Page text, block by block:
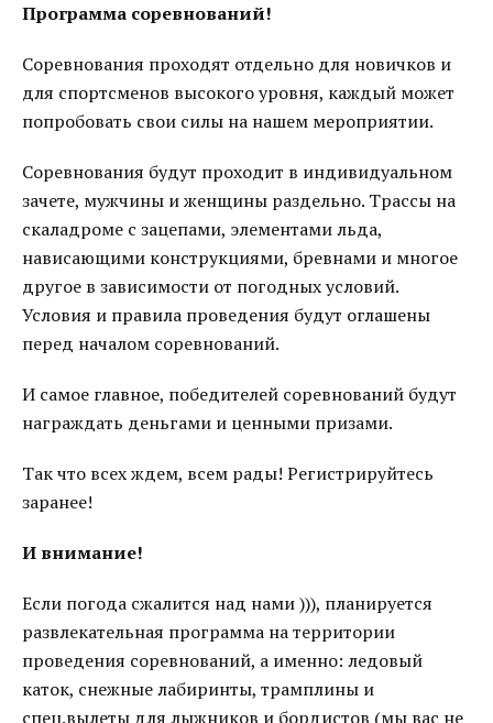
Программа соревнований!
Соревнования проходят отдельно для новичков и
для спортсменов высокого уровня, каждый может
попробовать свои силы на нашем мероприятии.
Соревнования будут проходит в индивидуальном
зачете, мужчины и женщины раздельно. Трассы на
скаладроме с зацепами, элементами льда,
нависающими конструкциями, бревнами и многое
другое в зависимости от погодных условий.
Условия и правила проведения будут оглашены
перед началом соревнований.
И самое главное, победителей соревнований будут
награждать деньгами и ценными призами.
Так что всех ждем, всем рады! Регистрируйтесь
заранее!
И внимание!
Если погода сжалится над нами ))), планируется
развлекательная программа на территории
проведения соревнований, а именно: ледовый
каток, снежные лабиринты, трамплины и
спец.вылеты для лыжников и бордистов (мы вас не